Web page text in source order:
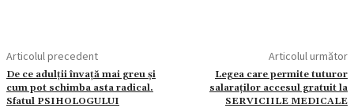
Articolul precedent
De ce adulții învață mai greu și
cum pot schimba asta radical.
Sfatul PSIHOLOGULUI
Articolul următor
Legea care permite tuturor
salaraților accesul gratuit la
SERVICIILE MEDICALE